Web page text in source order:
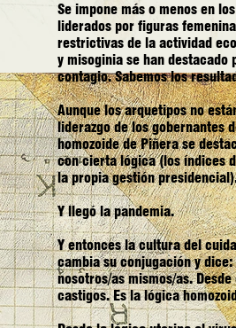
Se impone más o menos en
liderados por figuras
restrictivas de la actividad
y misoginia se han
contagio. Sabemos los
Aunque los arquetipos no
liderazgo de los gobernantes
homozoide de Piñera se
con cierta lógica (los índices
la propia gestión
Y llegó la pandemia.
Y entonces la cultura del
cambia su conjugación y
nosotros/as mismos/as.
castigos. Es la lógica